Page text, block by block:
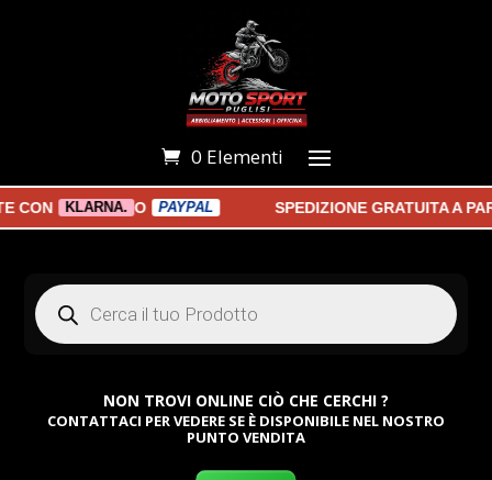
0 Elementi
KLARNA. O PAYPAL SPEDIZIONE GRATUITA A
Products
search
NON TROVI ONLINE CIÒ CHE CERCHI ?
CONTATTACI PER VEDERE SE È DISPONIBILE NEL NOSTRO
PUNTO VENDITA